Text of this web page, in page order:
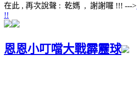
在此 , 再次說聲 : 乾媽 , 謝謝囉 !!! --->
!!
恩恩小叮噹大戰霹靂球